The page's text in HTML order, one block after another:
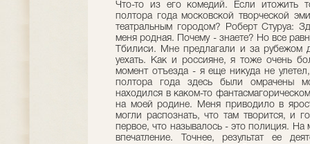
Что-то из его комедий. Если итожить
полтора года московской творческой
театральным городом? Роберт Стуруа:
меня родная. Почему - знаете? Но все
Тбилиси. Мне предлагали и за рубежом
уехать. Как и россияне, я тоже очень
момент отъезда - я еще никуда не
полтора года здесь были омрачены
находился в каком-то
на моей родине. Меня приводило в
могли распознать, что там творится, и
первое, что называлось - это полиция.
впечатление. Точнее, результат ее